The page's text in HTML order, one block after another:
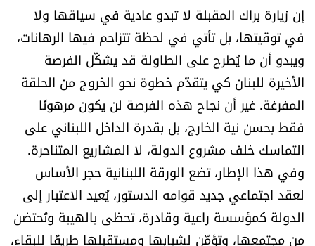
إن زيارة براك المقبلة لا تبدو عادية في سياقها ولا
في توقيتها، بل تأتي في لحظة تتزاحم فيها الرهانات،
ويبدو أن ما يُطرح على الطاولة قد يشكّل الفرصة
الأخيرة للبنان كي يتقدّم خطوة نحو الخروج من الحلقة
المفرغة. غير أن نجاح هذه الفرصة لن يكون مرهونًا
فقط بحسن نية الخارج، بل بقدرة الداخل اللبناني على
التماسك خلف مشروع الدولة، لا المشاريع المتناحرة.
وفي هذا الإطار، تضع الورقة اللبنانية حجر الأساس
لعقد اجتماعي جديد قوامه الدستور، يُعيد الاعتبار إلى
الدولة كمؤسسة راعية وقادرة، تحظى بالهيبة وتُحتضن
من مجتمعها، وتؤمّن لشبابها ومستقبلها طريقًا للبقاء،